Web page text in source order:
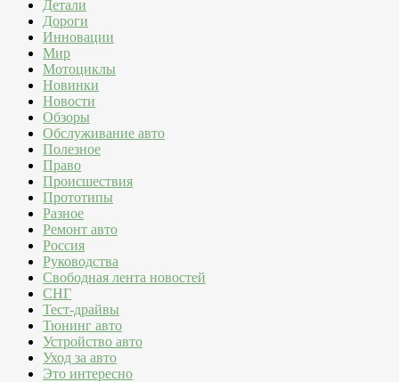
Детали
Дороги
Инновации
Мир
Мотоциклы
Новинки
Новости
Обзоры
Обслуживание авто
Полезное
Право
Происшествия
Прототипы
Разное
Ремонт авто
Россия
Руководства
Свободная лента новостей
СНГ
Тест-драйвы
Тюнинг авто
Устройство авто
Уход за авто
Это интересно